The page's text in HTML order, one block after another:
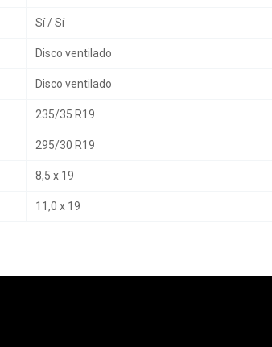
Sí / Sí
Disco ventilado
Disco ventilado
235/35 R19
295/30 R19
8,5 x 19
11,0 x 19